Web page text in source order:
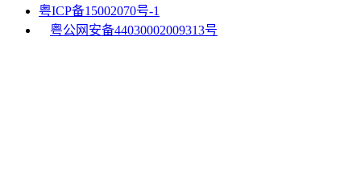
粤ICP备15002070号-1
粤公网安备44030002009313号